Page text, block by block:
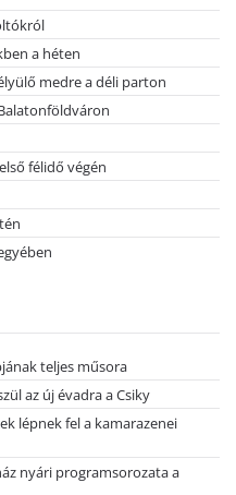
a héten
medre a déli parton
félidő végén
teljes műsora
az új évadra a Csiky
lépnek fel a kamarazenei
nyári programsorozata a